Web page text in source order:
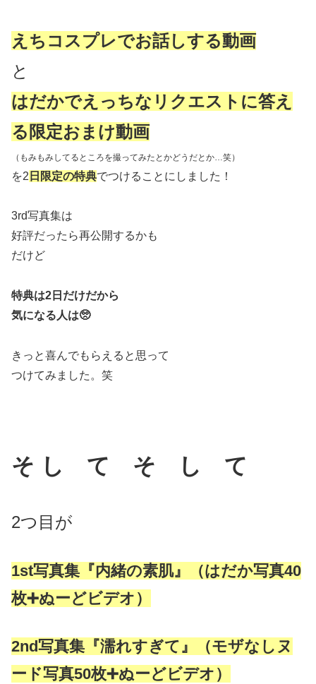
えちコスプレでお話しする動画
と
はだかでえっちなリクエストに答え
る限定おまけ動画
（もみもみしてるところを撮ってみたとかどうだとか…笑）
を2 日限定の特典でつけることにしました！
3rd写真集は
好評だったら再公開するかも
だけど
特典は2日だけだから
気になる人は🥺
きっと喜んでもらえると思って
つけてみました。笑
そ し て そ し て
2つ目が
1st写真集『内緒の素肌』（はだか写真40
枚➕ぬーどビデオ）
2nd写真集『濡れすぎて』（モザなしヌ
ード写真50枚➕ぬーどビデオ）